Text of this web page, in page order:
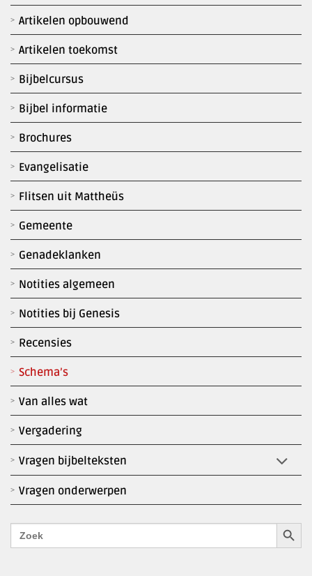
Artikelen opbouwend
Artikelen toekomst
Bijbelcursus
Bijbel informatie
Brochures
Evangelisatie
Flitsen uit Mattheüs
Gemeente
Genadeklanken
Notities algemeen
Notities bij Genesis
Recensies
Schema’s
Van alles wat
Vergadering
Vragen bijbelteksten
Vragen onderwerpen
Zoek
naar: